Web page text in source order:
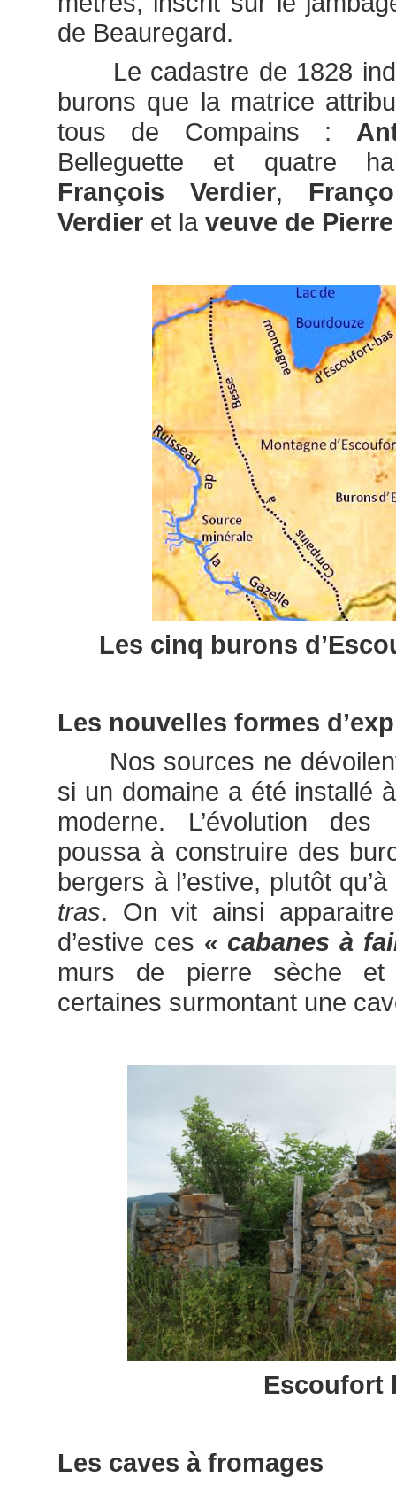
de Beauregard.
Le cadastre de 1828
burons que la matrice
tous de Compains :
Belleguette et quatre
François Verdier,
Verdier et la veuve de
Les cinq burons
Les nouvelles formes
Nos sources ne
si un domaine a été installé
moderne. L’évolution des
poussa à construire des
bergers à l’estive, plutôt
tras. On vit ainsi
d’estive ces « cabanes à
murs de pierre sèche et
certaines surmontant une
Escoufort
Les caves à fromages